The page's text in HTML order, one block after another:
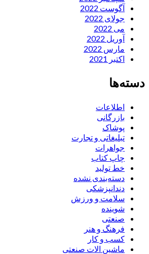
آگوست 2022
جولای 2022
می 2022
آوریل 2022
مارس 2022
اکتبر 2021
دسته‌ها
اطلاعات
بازرگانی
پوشاک
تبلیغاتی و تجارت
جواهرات
چاپ کتاب
خط تولید
دسته‌بندی نشده
دندانپزشکی
سلامت و ورزش
شوینده
صنعتی
فرهنگ و هنر
کسب و کار
ماشین الات صنعتی